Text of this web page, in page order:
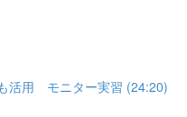
活用 モニター実習 (24:20)